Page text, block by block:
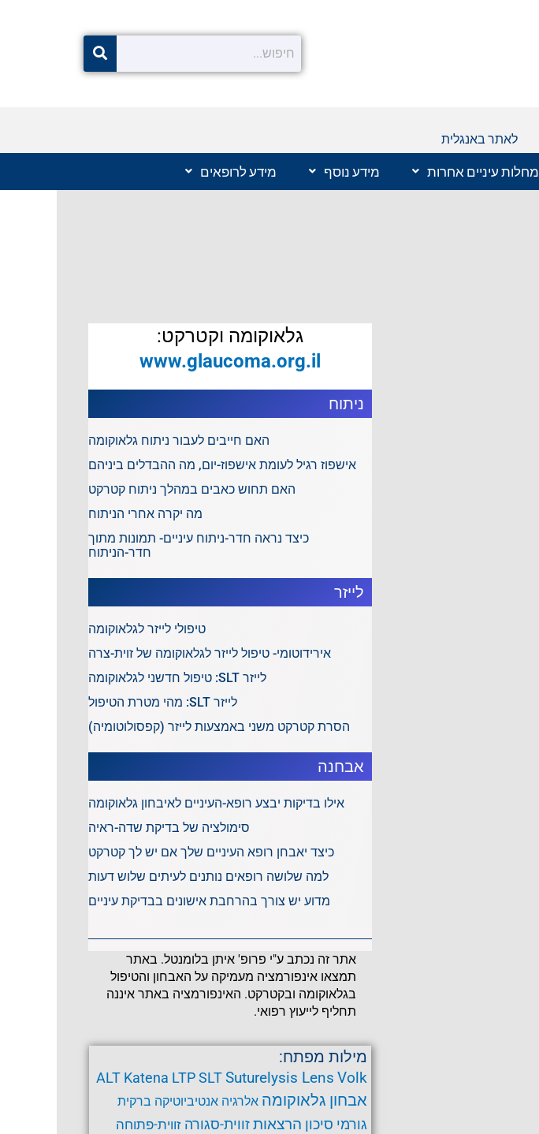
לאתר באנגלית
מחלות עיניים אחרות מידע נוסף מידע לרופאים
גלאוקומה וקטרקט:
www.glaucoma.org.il
ניתוח
האם חייבים לעבור ניתוח גלאוקומה
אישפוז רגיל לעומת אישפוז-יום, מה ההבדלים ביניהם
האם תחוש כאבים במהלך ניתוח קטרקט
מה יקרה אחרי הניתוח
כיצד נראה חדר-ניתוח עיניים- תמונות מתוך
חדר-הניתוח
לייזר
טיפולי לייזר לגלאוקומה
אירידוטומי- טיפול לייזר לגלאוקומה של זוית-צרה
לייזר SLT: טיפול חדשני לגלאוקומה
לייזר SLT: מהי מטרת הטיפול
הסרת קטרקט משני באמצעות לייזר (קפסולוטומיה)
אבחנה
אילו בדיקות יבצע רופא-העיניים לאיבחון גלאוקומה
סימולציה של בדיקת שדה-ראיה
כיצד יאבחן רופא העיניים שלך אם יש לך קטרקט
למה שלושה רופאים נותנים לעיתים שלוש דעות
מדוע יש צורך בהרחבת אישונים בבדיקת עיניים
אתר זה נכתב ע"י פרופ' איתן בלומנטל. באתר
תמצאו אינפורמציה מעמיקה על האבחון והטיפול
בגלאוקומה ובקטרקט. האינפורמציה באתר איננה
תחליף לייעוץ רפואי.
מילות מפתח:
ALT Katena LTPSLTSuturelysis Lens Volk
אבחון גלאוקומה אלרגיה אנטיביוטיקה ברקית
גורמי סיכון הרצאותזווית-סגורה זווית-פתוחה